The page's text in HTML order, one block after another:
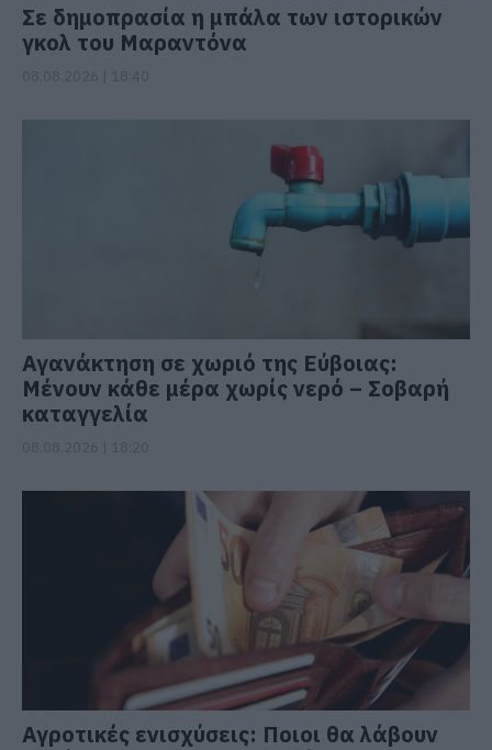
Σε δημοπρασία η μπάλα των ιστορικών
γκολ του Μαραντόνα
Αγανάκτηση σε χωριό της Εύβοιας:
Μένουν κάθε μέρα χωρίς νερό – Σοβαρή
καταγγελία
Αγροτικές ενισχύσεις: Ποιοι θα λάβουν